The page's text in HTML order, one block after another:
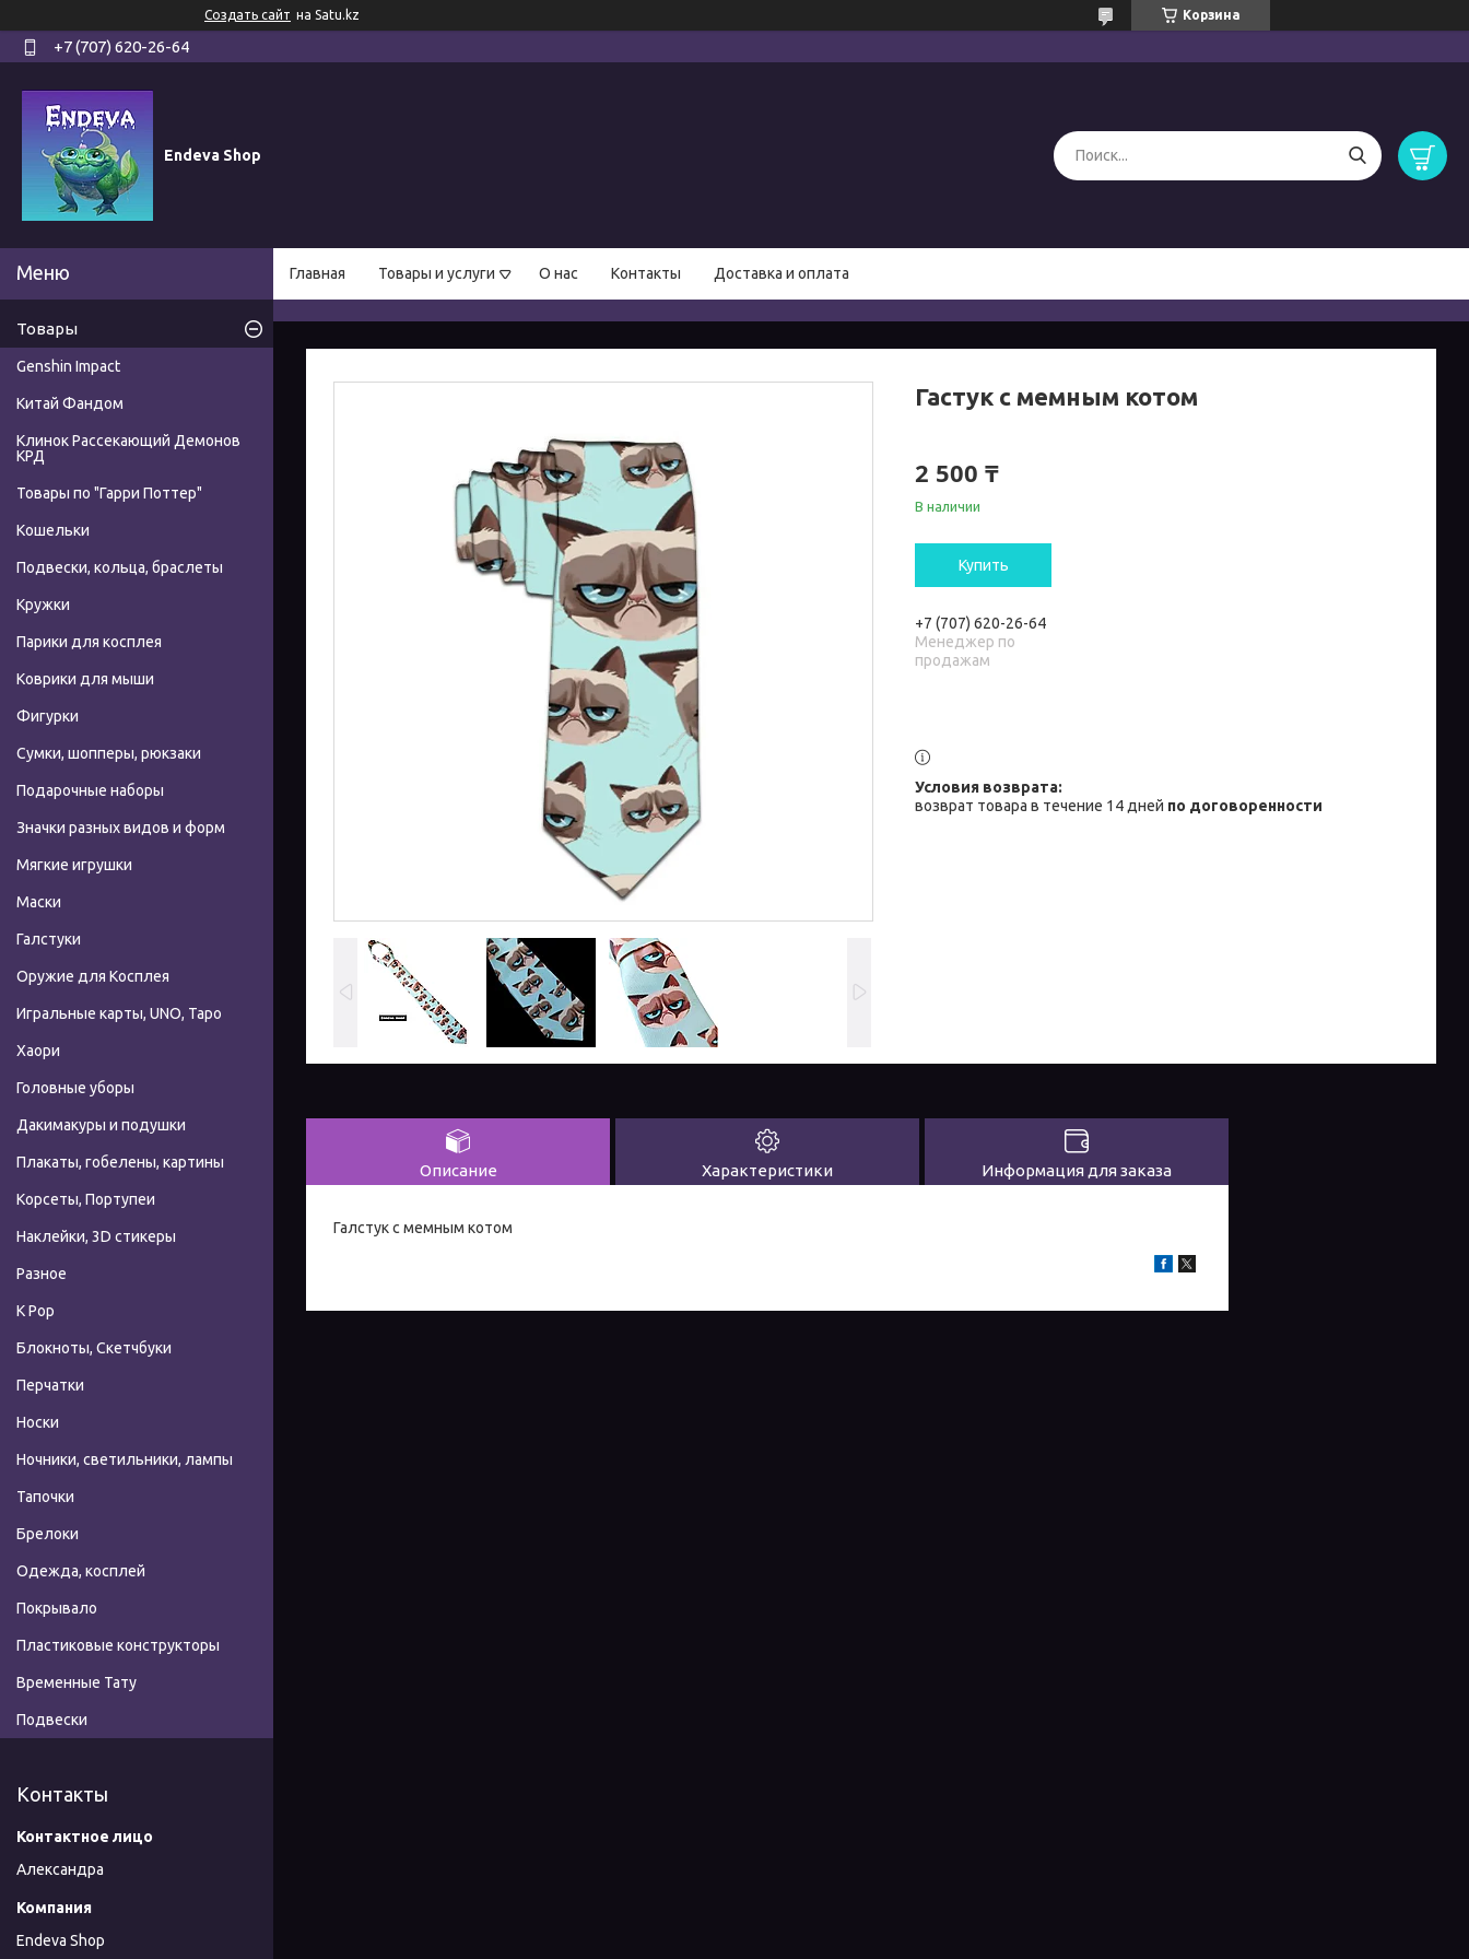
Создать сайт на Satu.kz Корзина
+7 (707) 620-26-64
Endeva Shop
Главная Товары и услуги О нас Контакты Доставка и оплата
Гастук с мемным котом
2 500 ₸
В наличии
Купить
+7 (707) 620-26-64
Менеджер по
продажам
возврат товара в течение 14 дней по договоренности
Описание Характеристики Информация для заказа
Галстук с мемным котом
Товары
Genshin Impact
Китай Фандом
Клинок Рассекающий Демонов
КРД
Товары по "Гарри Поттер"
Кошельки
Подвески, кольца, браслеты
Кружки
Парики для косплея
Коврики для мыши
Фигурки
Сумки, шопперы, рюкзаки
Подарочные наборы
Значки разных видов и форм
Мягкие игрушки
Маски
Галстуки
Оружие для Косплея
Игральные карты, UNO, Таро
Хаори
Головные уборы
Дакимакуры и подушки
Плакаты, гобелены, картины
Корсеты, Портупеи
Наклейки, 3D стикеры
Разное
К Pop
Блокноты, Скетчбуки
Перчатки
Носки
Ночники, светильники, лампы
Тапочки
Брелоки
Одежда, косплей
Покрывало
Пластиковые конструкторы
Временные Тату
Подвески
Контакты
Александра
Endeva Shop